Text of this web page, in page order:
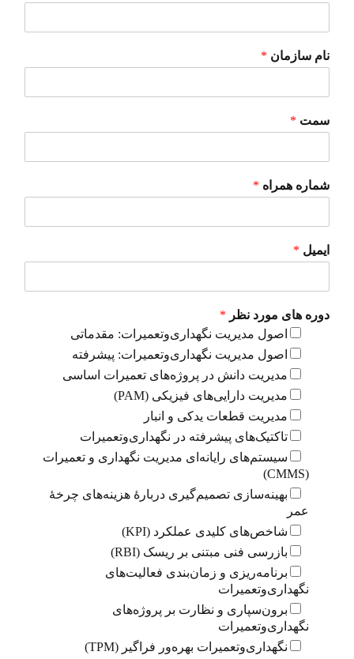
نام سازمان *
سمت *
شماره همراه *
ایمیل *
دوره های مورد نظر *
اصول مدیریت نگهداری‌وتعمیرات: مقدماتی
اصول مدیریت نگهداری‌وتعمیرات: پیشرفته
مدیریت دانش در پروژه‌های تعمیرات اساسی
مدیریت دارایی‌های فیزیکی (PAM)
مدیریت قطعات یدکی و انبار
تاکتیک‌های پیشرفته در نگهداری‌وتعمیرات
سیستم‌های رایانه‌ای مدیریت نگهداری و تعمیرات
(CMMS)
بهینه‌سازی تصمیم‌گیری دربارۀ هزینه‌های چرخۀ
عمر
شاخص‌های کلیدی عملکرد (KPI)
بازرسی فنی مبتنی بر ریسک (RBI)
برنامه‌ریزی و زمان‌بندی فعالیت‌های
نگهداری‌وتعمیرات
برون‌سپاری و نظارت بر پروژه‌های
نگهداری‌وتعمیرات
نگهداری‌وتعمیرات بهره‌ور فراگیر (TPM)